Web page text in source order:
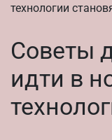
технологии
Советы
идти в